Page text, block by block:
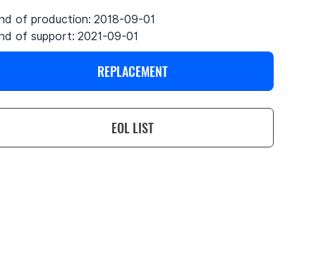
of production: 2018-09-01
of support: 2021-09-01
REPLACEMENT
EOL LIST